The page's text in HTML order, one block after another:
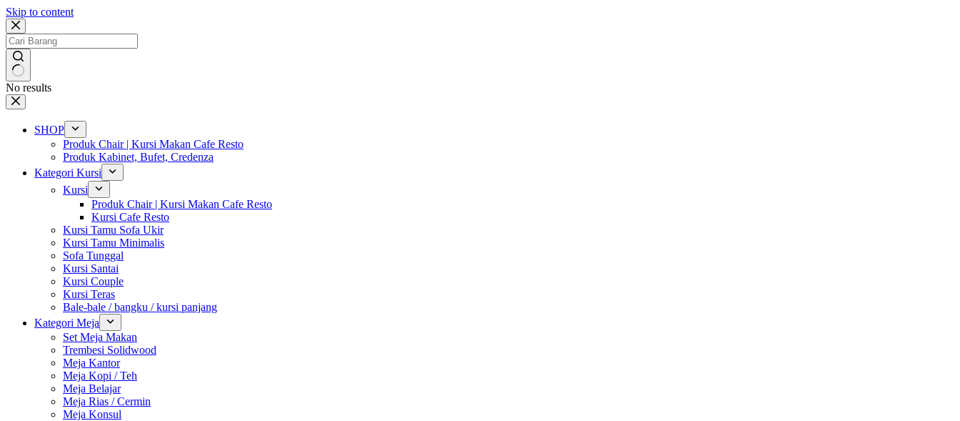
Skip to content
No results
SHOP
Produk Chair | Kursi Makan Cafe Resto
Produk Kabinet, Bufet, Credenza
Kategori Kursi
Kursi
Produk Chair | Kursi Makan Cafe Resto
Kursi Cafe Resto
Kursi Tamu Sofa Ukir
Kursi Tamu Minimalis
Sofa Tunggal
Kursi Santai
Kursi Couple
Kursi Teras
Bale-bale / bangku / kursi panjang
Kategori Meja
Set Meja Makan
Trembesi Solidwood
Meja Kantor
Meja Kopi / Teh
Meja Belajar
Meja Rias / Cermin
Meja Konsul